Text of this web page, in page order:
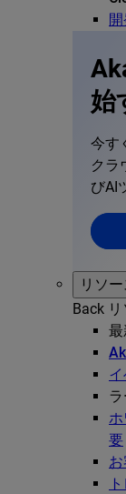
始
今す
クラ
びAI
リソー
Back
最
要